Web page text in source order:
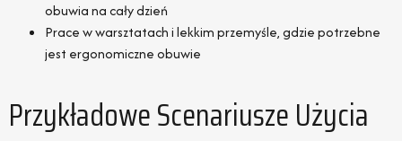
obuwia na cały dzień
Prace w warsztatach i lekkim przemyśle, gdzie potrzebne
jest ergonomiczne obuwie
Przykładowe Scenariusze Użycia